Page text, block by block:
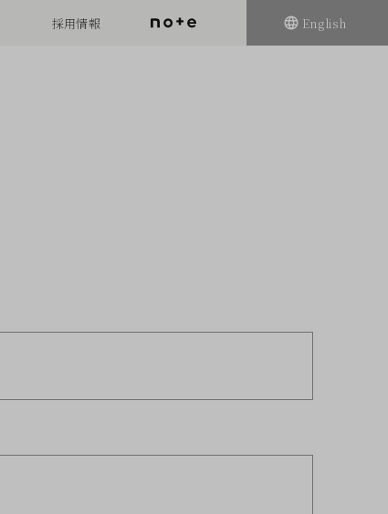
English
採用情報